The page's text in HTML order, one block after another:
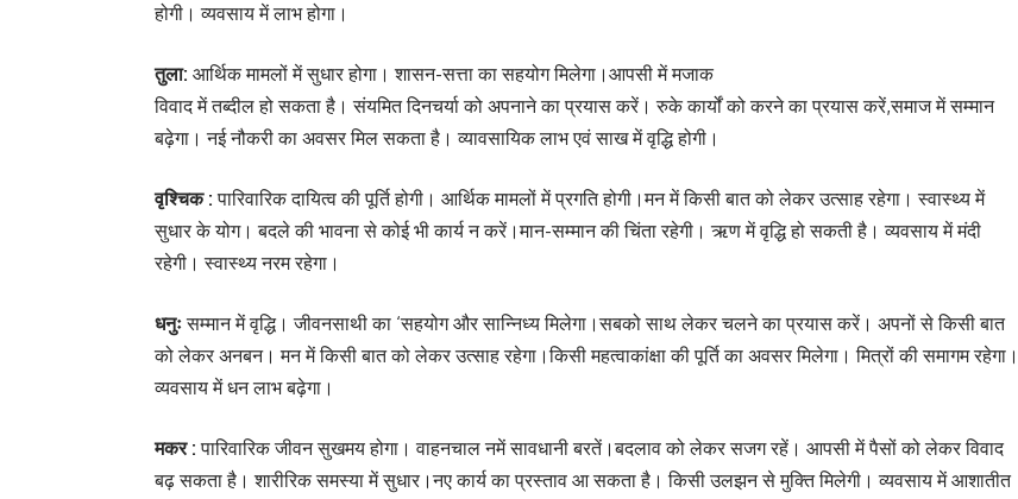
होगी। व्यवसाय में लाभ होगा।
तुला: आर्थिक मामलों में सुधार होगा। शासन-सत्ता का सहयोग मिलेगा।आपसी में मजाक
विवाद में तब्दील हो सकता है। संयमित दिनचर्या को अपनाने का प्रयास करें। रुके कार्यों को करने का प्रयास करें,समाज में सम्मान
बढ़ेगा। नई नौकरी का अवसर मिल सकता है। व्यावसायिक लाभ एवं साख में वृद्धि होगी।
वृश्चिक : पारिवारिक दायित्व की पूर्ति होगी। आर्थिक मामलों में प्रगति होगी।मन में किसी बात को लेकर उत्साह रहेगा। स्वास्थ्य में
सुधार के योग। बदले की भावना से कोई भी कार्य न करें।मान-सम्मान की चिंता रहेगी। ऋण में वृद्धि हो सकती है। व्यवसाय में मंदी
रहेगी। स्वास्थ्य नरम रहेगा।
धनुःसम्मान में वृद्धि। जीवनसाथी का ‘सहयोग और सान्निध्य मिलेगा।सबको साथ लेकर चलने का प्रयास करें। अपनों से किसी बात
को लेकर अनबन। मन में किसी बात को लेकर उत्साह रहेगा।किसी महत्वाकांक्षा की पूर्ति का अवसर मिलेगा। मित्रों की समागम रहेगा।
व्यवसाय में धन लाभ बढ़ेगा।
मकर :पारिवारिक जीवन सुखमय होगा। वाहनचाल नमें सावधानी बरतें।बदलाव को लेकर सजग रहें। आपसी में पैसों को लेकर विवाद
बढ़ सकता है। शारीरिक समस्या में सुधार।नए कार्य का प्रस्ताव आ सकता है। किसी उलझन से मुक्ति मिलेगी। व्यवसाय में आशातीत